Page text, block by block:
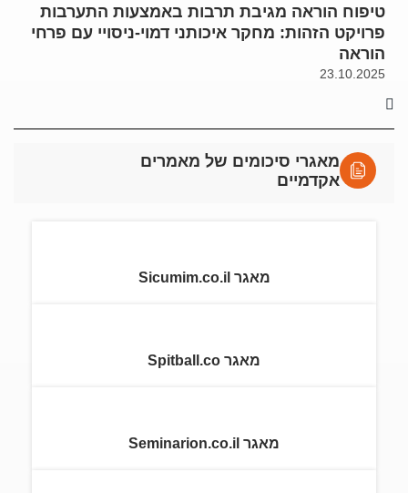
טיפוח הוראה מגיבת תרבות באמצעות התערבות
פרויקט הזהות: מחקר איכותני דמוי-ניסויי עם פרחי
הוראה
23.10.2025
מאגרי סיכומים של מאמרים
אקדמיים
מאגר Sicumim.co.il
מאגר Spitball.co
מאגר Seminarion.co.il